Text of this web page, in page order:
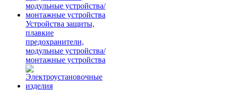
Устройства защиты,
плавкие
предохранители,
модульные устройства/
монтажные устройства